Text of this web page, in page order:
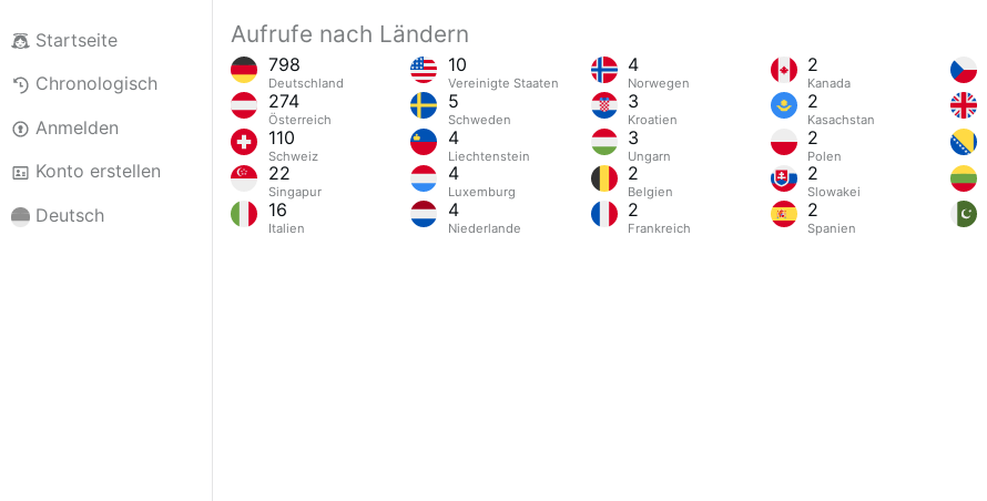
Startseite
Chronologisch
Anmelden
Konto erstellen
Deutsch
Aufrufe nach Ländern
798
Deutschland
274
Österreich
110
Schweiz
22
Singapur
16
Italien
10
Vereinigte Staaten
5
Schweden
4
Liechtenstein
4
Luxemburg
4
Niederlande
4
Norwegen
3
Kroatien
3
Ungarn
2
Belgien
2
Frankreich
2
Kanada
2
Kasachstan
2
Polen
2
Slowakei
2
Spanien